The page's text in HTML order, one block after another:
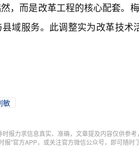
，而是改革工程的核心配套。
域服务。此调整实为改革技
敏
时报力求信息真实、准确，文章提及内容仅供参
报"官方APP，或关注官方微信公众号，即可随时